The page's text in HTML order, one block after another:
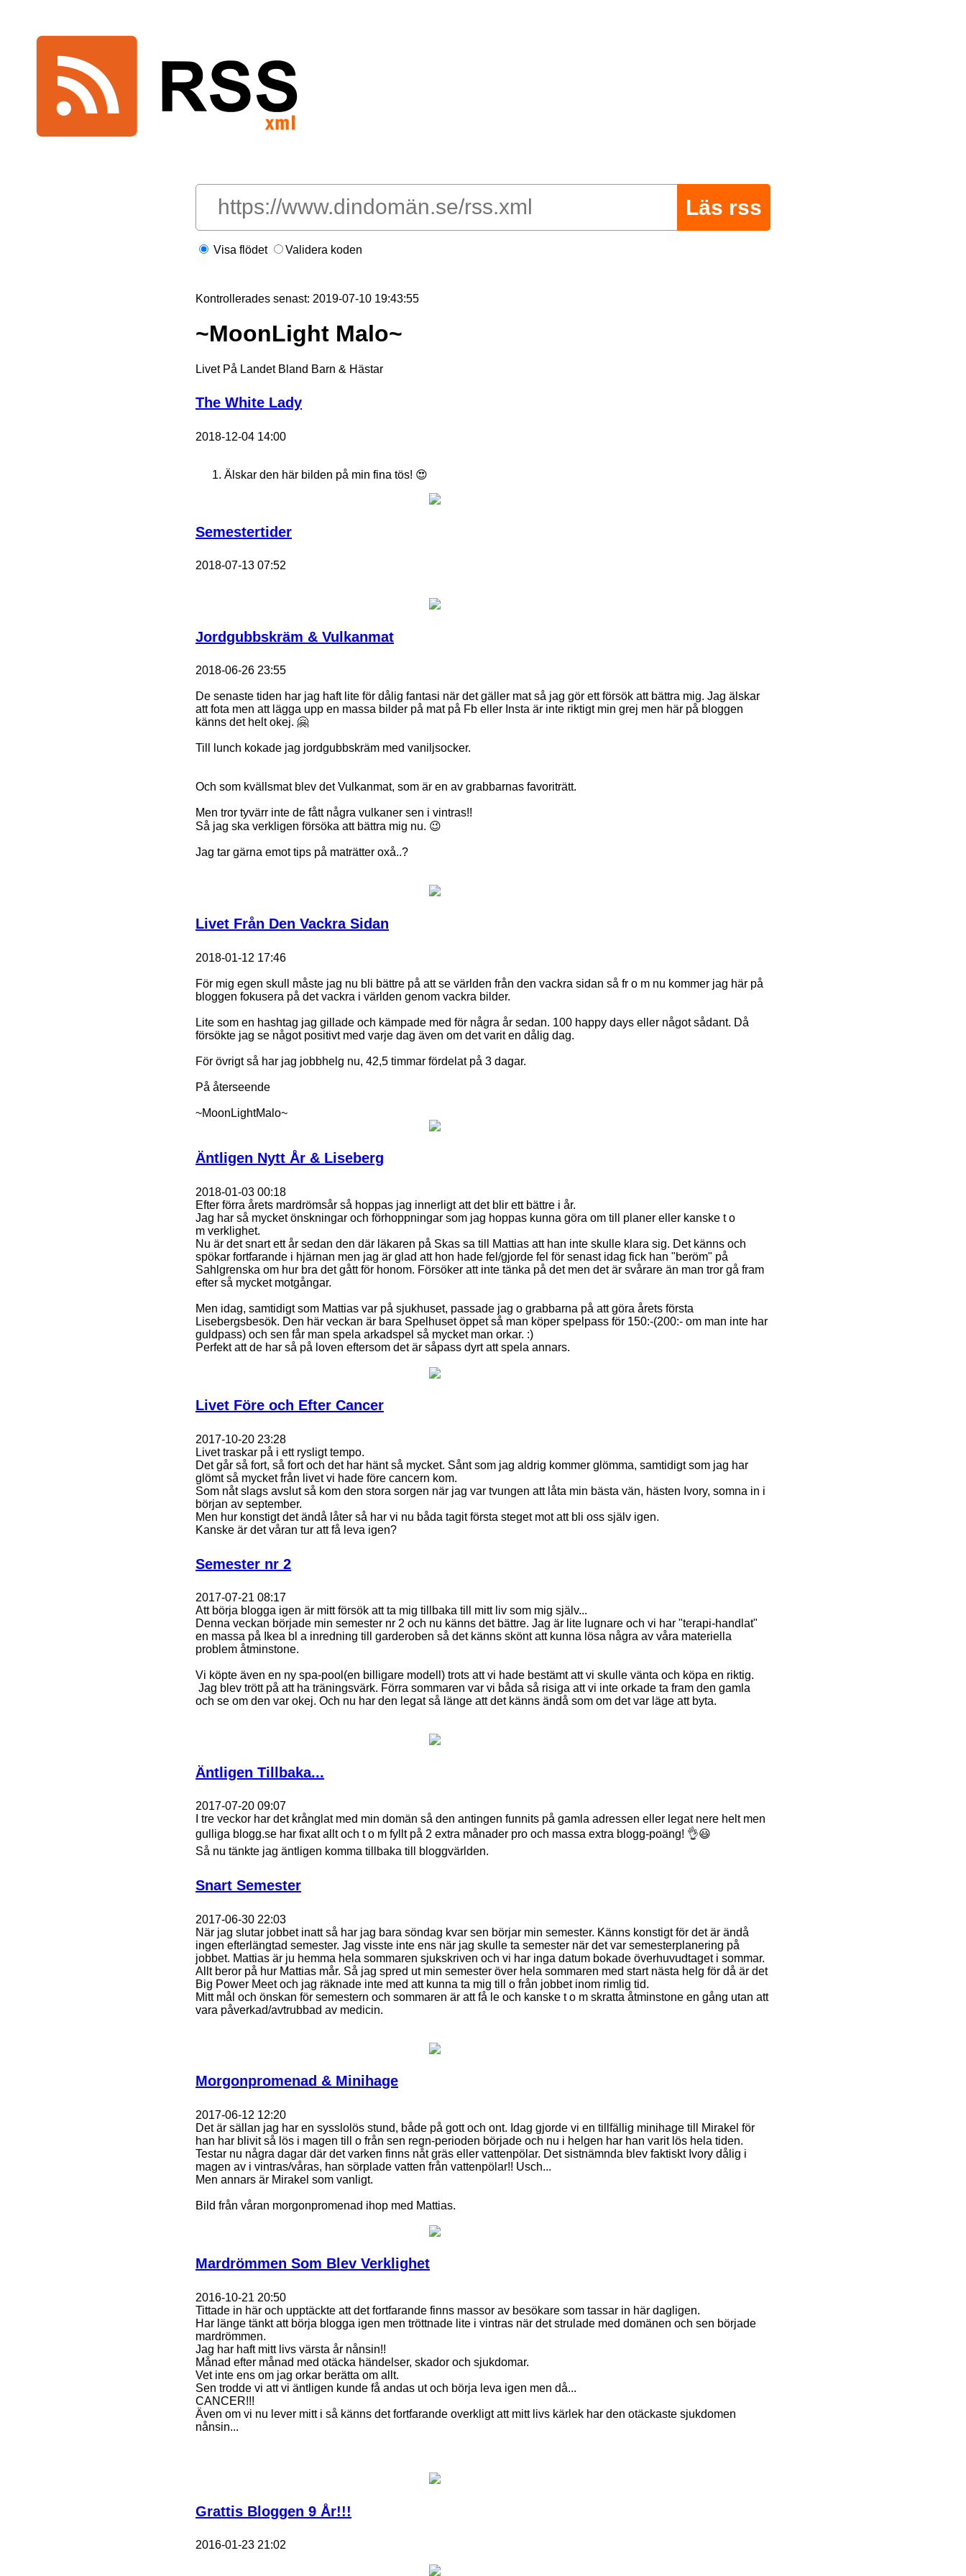
Visa flödet Validera koden
Kontrollerades senast: 2019-07-10 19:43:55
~MoonLight Malo~
Livet På Landet Bland Barn & Hästar
The White Lady
2018-12-04 14:00
Älskar den här bilden på min fina tös! 😍
Semestertider
2018-07-13 07:52
Jordgubbskräm & Vulkanmat
2018-06-26 23:55
De senaste tiden har jag haft lite för dålig fantasi när det gäller mat så jag gör ett försök att bättra mig. Jag älskar
att fota men att lägga upp en massa bilder på mat på Fb eller Insta är inte riktigt min grej men här på bloggen
känns det helt okej. 🤗
Till lunch kokade jag jordgubbskräm med vaniljsocker.
Och som kvällsmat blev det Vulkanmat, som är en av grabbarnas favoriträtt.
Men tror tyvärr inte de fått några vulkaner sen i vintras!!
Så jag ska verkligen försöka att bättra mig nu. 😉
Jag tar gärna emot tips på maträtter oxå..?
Livet Från Den Vackra Sidan
2018-01-12 17:46
För mig egen skull måste jag nu bli bättre på att se världen från den vackra sidan så fr o m nu kommer jag här på
bloggen fokusera på det vackra i världen genom vackra bilder.
Lite som en hashtag jag gillade och kämpade med för några år sedan. 100 happy days eller något sådant. Då
försökte jag se något positivt med varje dag även om det varit en dålig dag.
För övrigt så har jag jobbhelg nu, 42,5 timmar fördelat på 3 dagar.
På återseende
~MoonLightMalo~
Äntligen Nytt År & Liseberg
2018-01-03 00:18
Efter förra årets mardrömsår så hoppas jag innerligt att det blir ett bättre i år.
Jag har så mycket önskningar och förhoppningar som jag hoppas kunna göra om till planer eller kanske t o
m verklighet.
Nu är det snart ett år sedan den där läkaren på Skas sa till Mattias att han inte skulle klara sig. Det känns och
spökar fortfarande i hjärnan men jag är glad att hon hade fel/gjorde fel för senast idag fick han "beröm" på
Sahlgrenska om hur bra det gått för honom. Försöker att inte tänka på det men det är svårare än man tror gå fram
efter så mycket motgångar.
Men idag, samtidigt som Mattias var på sjukhuset, passade jag o grabbarna på att göra årets första
Lisebergsbesök. Den här veckan är bara Spelhuset öppet så man köper spelpass för 150:-(200:- om man inte har
guldpass) och sen får man spela arkadspel så mycket man orkar. :)
Perfekt att de har så på loven eftersom det är såpass dyrt att spela annars.
Livet Före och Efter Cancer
2017-10-20 23:28
Livet traskar på i ett rysligt tempo.
Det går så fort, så fort och det har hänt så mycket. Sånt som jag aldrig kommer glömma, samtidigt som jag har
glömt så mycket från livet vi hade före cancern kom.
Som nåt slags avslut så kom den stora sorgen när jag var tvungen att låta min bästa vän, hästen Ivory, somna in i
början av september.
Men hur konstigt det ändå låter så har vi nu båda tagit första steget mot att bli oss själv igen.
Kanske är det våran tur att få leva igen?
Semester nr 2
2017-07-21 08:17
Att börja blogga igen är mitt försök att ta mig tillbaka till mitt liv som mig själv...
Denna veckan började min semester nr 2 och nu känns det bättre. Jag är lite lugnare och vi har "terapi-handlat"
en massa på Ikea bl a inredning till garderoben så det känns skönt att kunna lösa några av våra materiella
problem åtminstone.
Vi köpte även en ny spa-pool(en billigare modell) trots att vi hade bestämt att vi skulle vänta och köpa en riktig.
Jag blev trött på att ha träningsvärk. Förra sommaren var vi båda så risiga att vi inte orkade ta fram den gamla
och se om den var okej. Och nu har den legat så länge att det känns ändå som om det var läge att byta.
Äntligen Tillbaka...
2017-07-20 09:07
I tre veckor har det krånglat med min domän så den antingen funnits på gamla adressen eller legat nere helt men
gulliga blogg.se har fixat allt och t o m fyllt på 2 extra månader pro och massa extra blogg-poäng! 👌😃
Så nu tänkte jag äntligen komma tillbaka till bloggvärlden.
Snart Semester
2017-06-30 22:03
När jag slutar jobbet inatt så har jag bara söndag kvar sen börjar min semester. Känns konstigt för det är ändå
ingen efterlängtad semester. Jag visste inte ens när jag skulle ta semester när det var semesterplanering på
jobbet. Mattias är ju hemma hela sommaren sjukskriven och vi har inga datum bokade överhuvudtaget i sommar.
Allt beror på hur Mattias mår. Så jag spred ut min semester över hela sommaren med start nästa helg för då är det
Big Power Meet och jag räknade inte med att kunna ta mig till o från jobbet inom rimlig tid.
Mitt mål och önskan för semestern och sommaren är att få le och kanske t o m skratta åtminstone en gång utan att
vara påverkad/avtrubbad av medicin.
Morgonpromenad & Minihage
2017-06-12 12:20
Det är sällan jag har en sysslolös stund, både på gott och ont. Idag gjorde vi en tillfällig minihage till Mirakel för
han har blivit så lös i magen till o från sen regn-perioden började och nu i helgen har han varit lös hela tiden.
Testar nu några dagar där det varken finns nåt gräs eller vattenpölar. Det sistnämnda blev faktiskt Ivory dålig i
magen av i vintras/våras, han sörplade vatten från vattenpölar!! Usch...
Men annars är Mirakel som vanligt.
Bild från våran morgonpromenad ihop med Mattias.
Mardrömmen Som Blev Verklighet
2016-10-21 20:50
Tittade in här och upptäckte att det fortfarande finns massor av besökare som tassar in här dagligen.
Har länge tänkt att börja blogga igen men tröttnade lite i vintras när det strulade med domänen och sen började
mardrömmen.
Jag har haft mitt livs värsta år nånsin!!
Månad efter månad med otäcka händelser, skador och sjukdomar.
Vet inte ens om jag orkar berätta om allt.
Sen trodde vi att vi äntligen kunde få andas ut och börja leva igen men då...
CANCER!!!
Även om vi nu lever mitt i så känns det fortfarande overkligt att mitt livs kärlek har den otäckaste sjukdomen
nånsin...
Grattis Bloggen 9 År!!!
2016-01-23 21:02